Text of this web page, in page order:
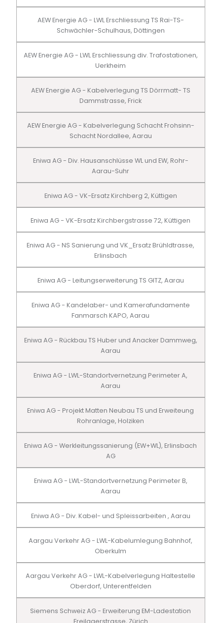
AEW Energie AG - LWL Erschliessung TS Rai-TS-
Schwächler-Schulhaus, Döttingen
AEW Energie AG - LWL Erschliessung div. Trafostationen,
Uerkheim
AEW Energie AG - Kabelverlegung TS Dörrmatt- TS
Dammstrasse, Frick
AEW Energie AG - Kabelverlegung Schacht Frohsinn-
Schacht Nordallee, Aarau
Eniwa AG - Div. Hausanschlüsse WL und EW, Rohr-
Aarau-Suhr
Eniwa AG - VK-Ersatz Kirchberg 2, Küttigen
Eniwa AG - VK-Ersatz Kirchbergstrasse 72, Küttigen
Eniwa AG - NS Sanierung und VK_Ersatz Brühldtrasse,
Erlinsbach
Eniwa AG - Leitungserweiterung TS GITZ, Aarau
Eniwa AG - Kandelaber- und Kamerafundamente
Fanmarsch KAPO, Aarau
Eniwa AG - Rückbau TS Huber und Anacker Dammweg,
Aarau
Eniwa AG - LWL-Standortvernetzung Perimeter A,
Aarau
Eniwa AG - Projekt Matten Neubau TS und Erweiteung
Rohranlage, Holziken
Eniwa AG - Werkleitungssanierung (EW+WL), Erlinsbach
AG
Eniwa AG - LWL-Standortvernetzung Perimeter B,
Aarau
Eniwa AG - Div. Kabel- und Spleissarbeiten , Aarau
Aargau Verkehr AG - LWL-Kabelumlegung Bahnhof,
Oberkulm
Aargau Verkehr AG - LWL-Kabelverlegung Haltestelle
Oberdorf, Unterentfelden
Siemens Schweiz AG - Erweiterung EM-Ladestation
Freilagerstrasse, Zürich